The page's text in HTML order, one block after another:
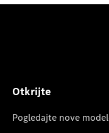
Otkrijte
Pogledajte nove